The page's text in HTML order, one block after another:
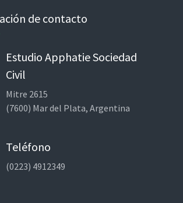
de contacto
Estudio Apphatie Sociedad
Civil
Mitre 2615
(7600) Mar del Plata, Argentina
Teléfono
(0223) 4912349